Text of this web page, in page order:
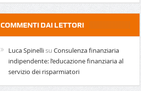
COMMENTI DAI LETTORI
Luca Spinellisu Consulenza finanziaria
indipendente: l’educazione finanziaria al
servizio dei risparmiatori